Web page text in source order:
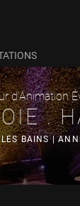
.
d'Animation
BAINS |